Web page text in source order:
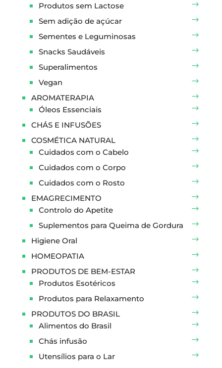
Produtos sem Lactose
Sem adição de açúcar
Sementes e Leguminosas
Snacks Saudáveis
Superalimentos
Vegan
AROMATERAPIA
Óleos Essenciais
CHÁS E INFUSÕES
COSMÉTICA NATURAL
Cuidados com o Cabelo
Cuidados com o Corpo
Cuidados com o Rosto
EMAGRECIMENTO
Controlo do Apetite
Suplementos para Queima de Gordura
Higiene Oral
HOMEOPATIA
PRODUTOS DE BEM-ESTAR
Produtos Esotéricos
Produtos para Relaxamento
PRODUTOS DO BRASIL
Alimentos do Brasil
Chás infusão
Utensílios para o Lar